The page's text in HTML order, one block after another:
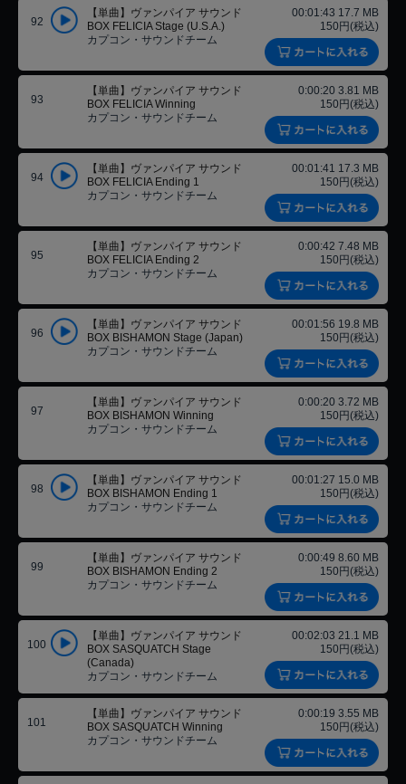
92
【単曲】ヴァンパイア サウンド
BOX FELICIA Stage (U.S.A.)
カプコン・サウンドチーム
00:01:43 17.7 MB
150円(税込)
93
【単曲】ヴァンパイア サウンド
BOX FELICIA Winning
カプコン・サウンドチーム
0:00:20 3.81 MB
150円(税込)
94
【単曲】ヴァンパイア サウンド
BOX FELICIA Ending 1
カプコン・サウンドチーム
00:01:41 17.3 MB
150円(税込)
95
【単曲】ヴァンパイア サウンド
BOX FELICIA Ending 2
カプコン・サウンドチーム
0:00:42 7.48 MB
150円(税込)
96
【単曲】ヴァンパイア サウンド
BOX BISHAMON Stage (Japan)
カプコン・サウンドチーム
00:01:56 19.8 MB
150円(税込)
97
【単曲】ヴァンパイア サウンド
BOX BISHAMON Winning
カプコン・サウンドチーム
0:00:20 3.72 MB
150円(税込)
98
【単曲】ヴァンパイア サウンド
BOX BISHAMON Ending 1
カプコン・サウンドチーム
00:01:27 15.0 MB
150円(税込)
99
【単曲】ヴァンパイア サウンド
BOX BISHAMON Ending 2
カプコン・サウンドチーム
0:00:49 8.60 MB
150円(税込)
100
【単曲】ヴァンパイア サウンド
BOX SASQUATCH Stage
(Canada)
カプコン・サウンドチーム
00:02:03 21.1 MB
150円(税込)
101
【単曲】ヴァンパイア サウンド
BOX SASQUATCH Winning
カプコン・サウンドチーム
0:00:19 3.55 MB
150円(税込)